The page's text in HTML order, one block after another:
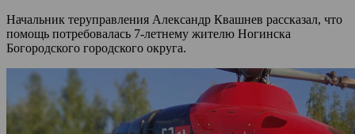
Начальник теруправления Александр Квашнев рассказал, что
помощь потребовалась 7-летнему жителю Ногинска
Богородского городского округа.